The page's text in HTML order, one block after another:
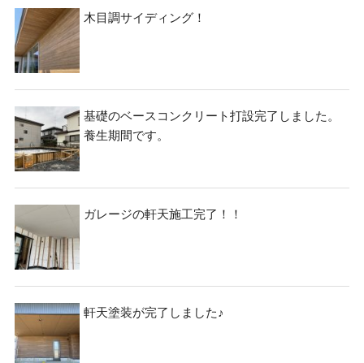
ン
木目調サイディング！
基礎のベースコンクリート打設完了しました。
養生期間です。
ガレージの軒天施工完了！！
軒天塗装が完了しました♪